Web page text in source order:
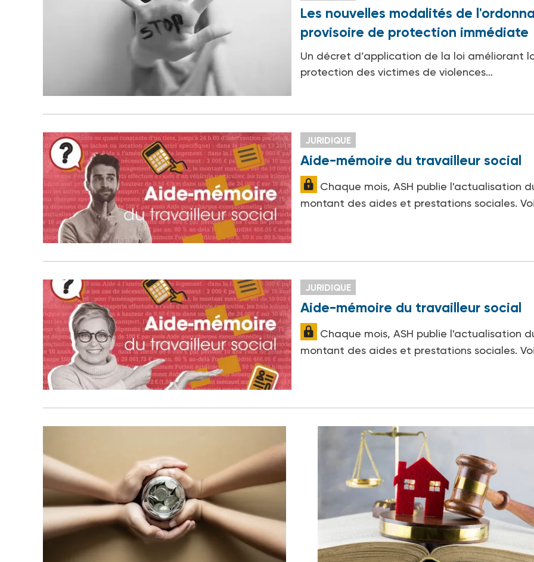
Les nouvelles modalités de
provisoire de protection immédiate
Un décret d’application de la loi améliorant
protection des victimes de violences…
JURIDIQUE
Aide-mémoire du travailleur social
Chaque mois, ASH publie l'actualisation
montant des aides et prestations sociales.
JURIDIQUE
Aide-mémoire du travailleur social
Chaque mois, ASH publie l'actualisation
montant des aides et prestations sociales.